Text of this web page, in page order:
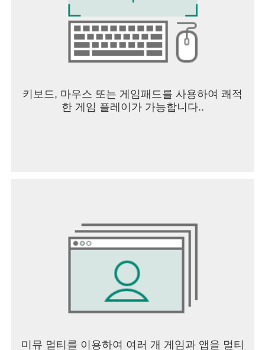
키보드, 마우스 또는 게임패드를 사용하여 쾌적
한 게임 플레이가 가능합니다..
미뮤 멀티를 이용하여 여러 개 게임과 앱을 멀티